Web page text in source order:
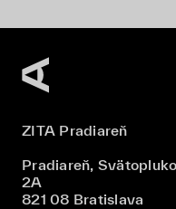
ZITA Pradiareň
Pradiareň,
2A
821 08 Bratislava